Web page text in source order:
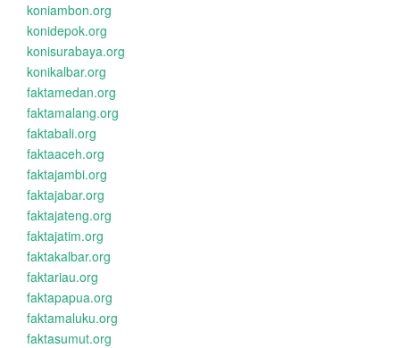
koniambon.org
konidepok.org
konisurabaya.org
konikalbar.org
faktamedan.org
faktamalang.org
faktabali.org
faktaaceh.org
faktajambi.org
faktajabar.org
faktajateng.org
faktajatim.org
faktakalbar.org
faktariau.org
faktapapua.org
faktamaluku.org
faktasumut.org